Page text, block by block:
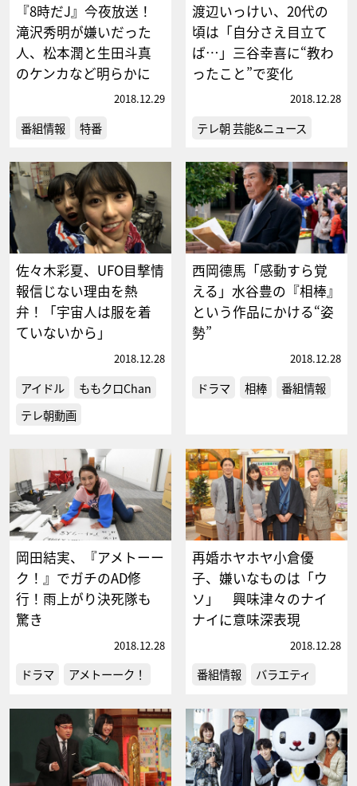
『8時だJ』今夜放送！
滝沢秀明が嫌いだった
人、松本潤と生田斗真
のケンカなど明らかに
2018.12.29
番組情報 特番
渡辺いっけい、20代の
頃は「自分さえ目立て
ば…」三谷幸喜に“教わ
ったこと”で変化
2018.12.28
テレ朝 芸能&ニュース
佐々木彩夏、UFO目撃情
報信じない理由を熱
弁！「宇宙人は服を着
ていないから」
2018.12.28
アイドル
ももクロChan
テレ朝動画
西岡德馬「感動すら覚
える」水谷豊の『相棒』
という作品にかける“姿
勢”
2018.12.28
ドラマ 相棒 番組情報
岡田結実、『アメトーー
ク！』でガチのAD修
行！雨上がり決死隊も
驚き
2018.12.28
ドラマ アメトーーク！
再婚ホヤホヤ小倉優
子、嫌いなものは「ウ
ソ」 興味津々のナイ
ナイに意味深表現
2018.12.28
番組情報 バラエティ